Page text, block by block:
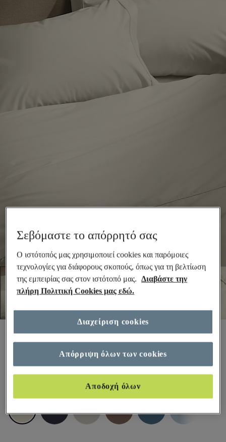
1.961 κριτικές
€39,99-€65,99
Σεβόμαστε το απόρρητό σας
Ο ιστότοπός μας χρησιμοποιεί cookies και παρόμοιες
τεχνολογίες για διάφορους σκοπούς, όπως για τη βελτίωση
της εμπειρίας σας στον ιστότοπό μας.
Διαβάστε την
πλήρη Πολιτική Cookies μας εδώ.
Απόρριψη όλων των cookies
Αποδοχή όλων
Διαχείριση cookies